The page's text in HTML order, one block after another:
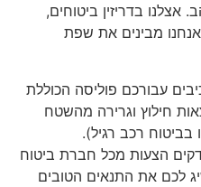
אצלנו בדריזין ביטוחים,
מבינים את שפת
עבורכם פוליסה הכוללת
חילוץ וגרירה מהשטח
רכב רגיל).
הצעות מכל חברת ביטוח
לכם את התנאים הטובים